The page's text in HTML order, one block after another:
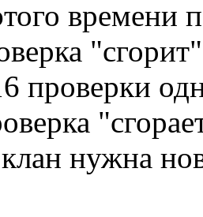
времени
проверки
нужна